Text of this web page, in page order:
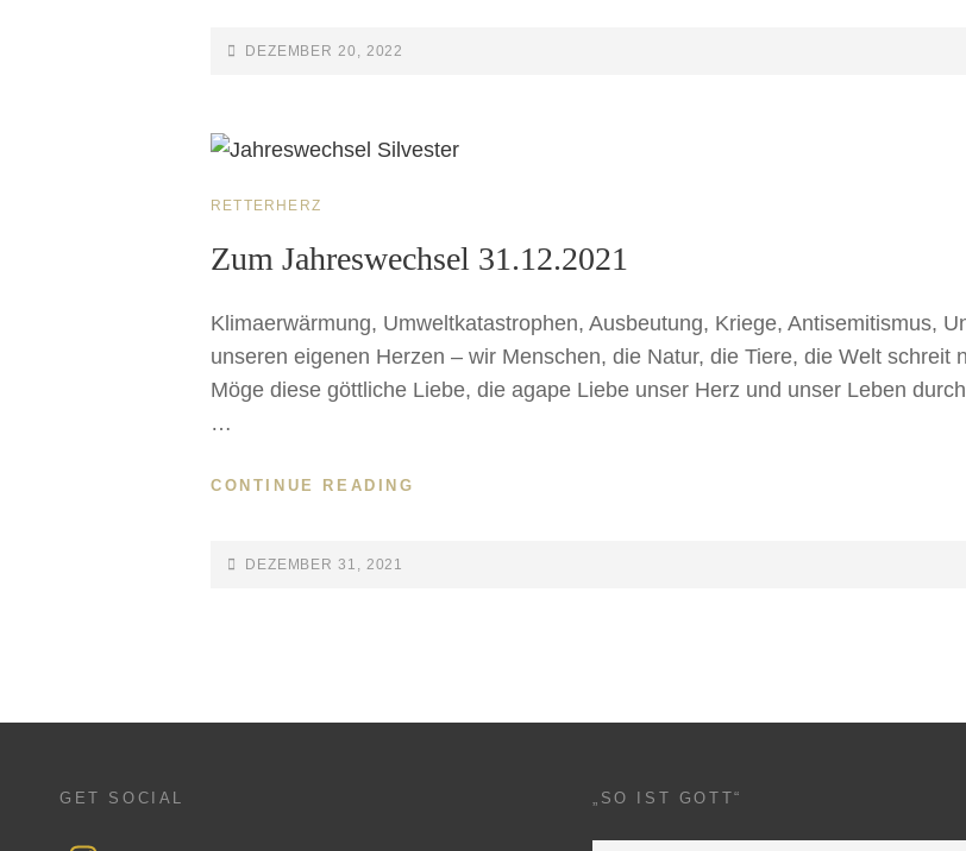
DEZEMBER 20, 2022
RETTERHERZ
Zum Jahreswechsel 31.12.2021
Klimaerwärmung, Umweltkatastrophen, Ausbeutung, Kriege, Antisemitismus,
unseren eigenen Herzen – wir Menschen, die Natur, die Tiere, die Welt schreit
Möge diese göttliche Liebe, die agape Liebe unser Herz und unser Leben
…
CONTINUE READING
DEZEMBER 31, 2021
GET SOCIAL „SO IST GOTT“